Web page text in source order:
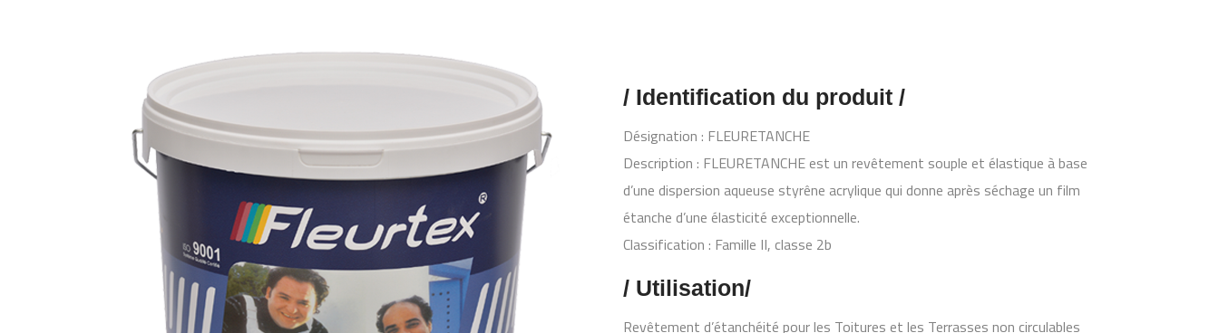
/ Identification du produit /
Désignation : FLEURETANCHE
Description : FLEURETANCHE est un revêtement souple et élastique à base
d’une dispersion aqueuse styrêne acrylique qui donne après séchage un film
étanche d’une élasticité exceptionnelle.
Classification : Famille II, classe 2b
/ Utilisation/
Revêtement d’étanchéité pour les Toitures et les Terrasses non circulables